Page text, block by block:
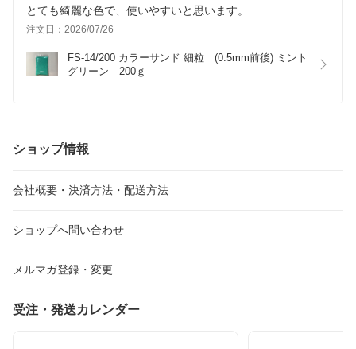
とても綺麗な色で、使いやすいと思います。
注文日：2026/07/26
FS-14/200 カラーサンド 細粒　(0.5mm前後) ミント
グリーン　200ｇ
ショップ情報
会社概要・決済方法・配送方法
ショップへ問い合わせ
メルマガ登録・変更
受注・発送カレンダー